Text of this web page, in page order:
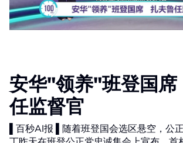
安华"领养"班登国
任监督官
▌百秒AI报 ▌随着班登国会选区悬空，公